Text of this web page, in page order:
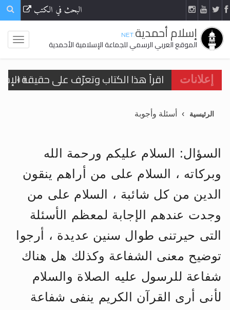
البحث في الكتب
إسلام أحمدية.NET
الموقع العربي الرسمي للجماعة الإسلامية الأحمدية
إعلانات اقرأ هذا الكتاب وتعرّف على حقيقة
الحجّ.. دلالات، حِكم، وأهداف >> المزيد
اقرأ هذا المقال في أهمية عيد
اقرأ هذا المقال في أهمية عيد
الحجّ.. دلالات، حِكم، وأهداف >> المزيد
تعميم هامّ لأفراد الجماعة >> المزيد
تعميم هامّ لأفراد الجماعة >> المزيد
الرئيسية أسئلة وأجوبة
السؤال: السلام عليكم ورحمة الله
وبركاته ، السلام على من أراهم ينقون
الدين من كل شائبة ، السلام على من
وجدت عندهم الإجابة لمعظم الأسئلة
التى حيرتنى طوال سنين عديدة ، أرجوا
توضيح معنى الشفاعة وكذلك هل هناك
شفاعة للرسول عليه الصلاة والسلام
لأنى أرى القرآن الكريم ينفى شفاعة